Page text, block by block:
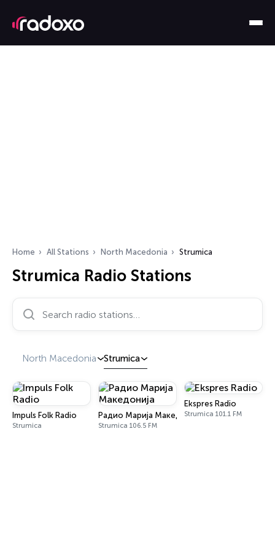
Home All Stations North Macedonia Strumica
Strumica Radio Stations
Search radio stations…
North Macedonia Strumica
Impuls Folk Radio
Strumica
Радио Марија Македонија
Strumica 106.5 FM
Ekspres Radio
Strumica 101.1 FM